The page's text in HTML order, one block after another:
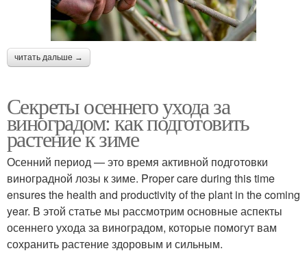
читать дальше →
Секреты осеннего ухода за
виноградом: как подготовить
растение к зиме
Осенний период — это время активной подготовки
виноградной лозы к зиме. Proper care during this time
ensures the health and productivity of the plant in the coming
year. В этой статье мы рассмотрим основные аспекты
осеннего ухода за виноградом, которые помогут вам
сохранить растение здоровым и сильным.